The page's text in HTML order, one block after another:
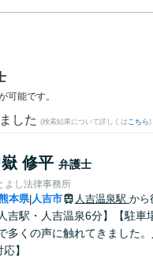
可能です。
した (検索結果について詳しくは こちら)
修平 弁護士
よし法律事務所
本県|人吉市 人吉温泉駅 から
人吉駅・人吉温泉6分】【駐
多くの声に触れてきました
】